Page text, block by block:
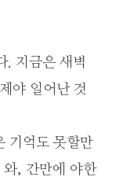
. 지금은 새벽
야 일어난 것
기억도 못할만
, 간만에 야한